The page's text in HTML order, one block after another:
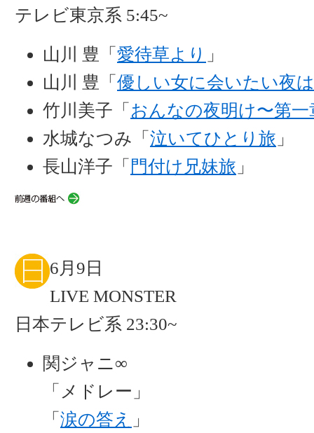
テレビ東京系 5:45~
山川 豊「 愛待草より 」
山川 豊「 優しい女に会いたい夜は
竹川美子「 おんなの夜明け〜第一
水城なつみ「 泣いてひとり旅 」
長山洋子「 門付け兄妹旅 」
6月9日
LIVE MONSTER
日本テレビ系 23:30~
関ジャニ∞
「メドレー」
「 涙の答え 」